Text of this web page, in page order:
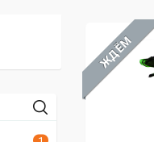
ЖДЁМ